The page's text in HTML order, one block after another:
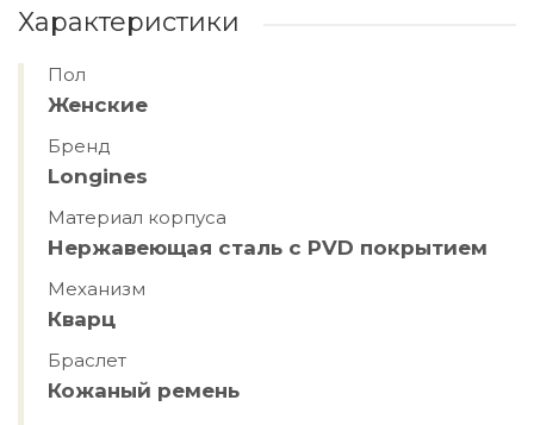
Характеристики
Пол
Женские
Бренд
Longines
Материал корпуса
Нержавеющая сталь с PVD покрытием
Механизм
Кварц
Браслет
Кожаный ремень